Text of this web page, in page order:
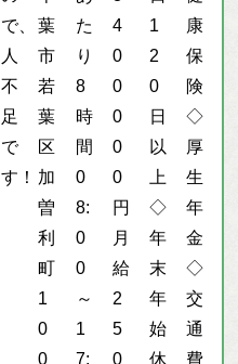
で、
人
不
足
で
す！
葉
市
若
葉
区
加
曽
利
町
1
0
0
た
り
8
時
間
0
8:
0
0
～
1
7:
4
0
0
0
0
0
円
月
給
2
5
0
1
2
0
日
以
上
◇
年
末
年
始
休
康
保
険
◇
厚
生
年
金
◇
交
通
費